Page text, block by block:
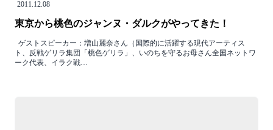
2011.12.08
東京から桃色のジャンヌ・ダルクがやってきた！
ゲストスピーカー：増山麗奈さん（国際的に活躍する現代アーティス
ト、反戦ゲリラ集団「桃色ゲリラ」、いのちを守るお母さん全国ネットワ
ーク代表、イラク戦…